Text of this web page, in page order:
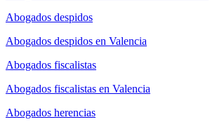
Abogados despidos
Abogados despidos en Valencia
Abogados fiscalistas
Abogados fiscalistas en Valencia
Abogados herencias